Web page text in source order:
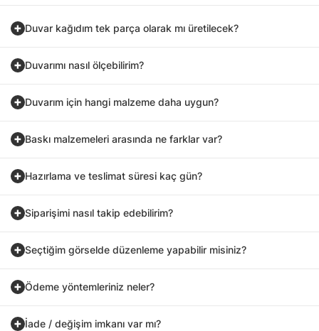
Duvar kağıdım tek parça olarak mı üretilecek?
Duvarımı nasıl ölçebilirim?
Duvarım için hangi malzeme daha uygun?
Baskı malzemeleri arasında ne farklar var?
Hazırlama ve teslimat süresi kaç gün?
Siparişimi nasıl takip edebilirim?
Seçtiğim görselde düzenleme yapabilir misiniz?
Ödeme yöntemleriniz neler?
İade / değişim imkanı var mı?